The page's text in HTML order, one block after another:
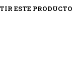
ESTE PRODUCTO